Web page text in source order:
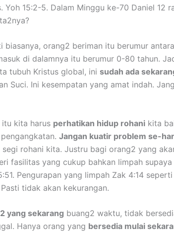
Yoh 15:2-5. Dalam Minggu ke-70 Daniel 12
biasanya, orang2 beriman itu berumur
di dalamnya itu berumur 0-80 tahun.
tubuh Kristus global, ini sudah ada
Suci. Ini kesempatan yang amat indah.
itu kita harus perhatikan hidup rohani kita
Jangan kuatir problem se-
segi rohani kita. Justru bagi orang2 yang
fasilitas yang cukup bahkan limpah
Pengurapan yang limpah Zak 4:14
tidak akan kekurangan.
yang sekarang buang2 waktu, tidak
Hanya orang yang bersedia mulai